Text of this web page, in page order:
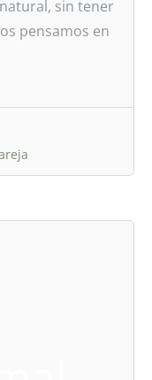
sin tener
pensamos en